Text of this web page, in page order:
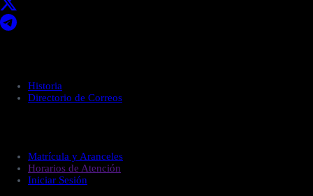
Historia
Directorio de Correos
Matrícula y Aranceles
Horarios de Atención
Iniciar Sesión